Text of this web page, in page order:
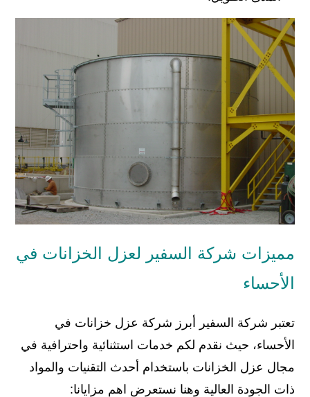
مميزات شركة السفير لعزل الخزانات في
الأحساء
تعتبر شركة السفير أبرز شركة عزل خزانات في
الأحساء، حيث نقدم لكم خدمات استثنائية واحترافية في
مجال عزل الخزانات باستخدام أحدث التقنيات والمواد
ذات الجودة العالية وهنا نستعرض اهم مزايانا: